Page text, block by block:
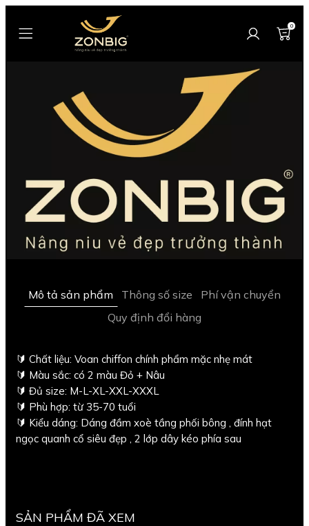
0
Mô tả sản phẩm Thông số size
Phí vận chuyển
Quy định đổi hàng
🔰 Chất liệu: Voan chiffon chính phẩm mặc nhẹ mát
🔰 Màu sắc: có 2 màu Đỏ + Nâu
🔰 Đủ size: M-L-XL-XXL-XXXL
🔰 Phù hợp: từ 35-70 tuổi
🔰 Kiểu dáng: Dáng đầm xoè tầng phối bông , đính hạt
ngọc quanh cổ siêu đẹp , 2 lớp dây kéo phía sau
SẢN PHẨM ĐÃ XEM